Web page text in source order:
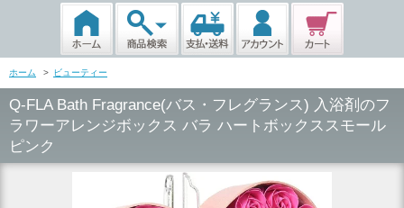
ホーム > ビューティー
Q-FLA Bath Fragrance(バス・フレグランス) 入浴剤のフ
ラワーアレンジボックス バラ ハートボックススモール
ピンク